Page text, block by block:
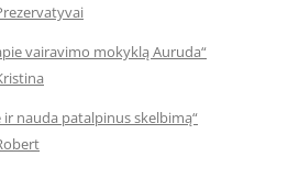
vairavimo mokyklą Auruda“
nauda patalpinus skelbimą“